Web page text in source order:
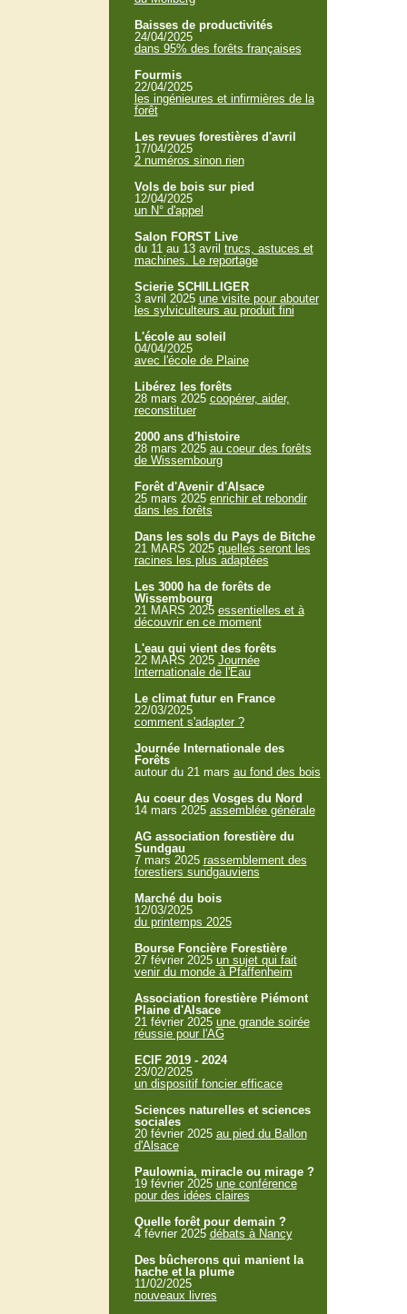
Baisses de productivités
24/04/2025
dans 95% des forêts françaises
Fourmis
22/04/2025
les ingénieures et infirmières de la
forêt
Les revues forestières d'avril
17/04/2025
2 numéros sinon rien
Vols de bois sur pied
12/04/2025
un N° d'appel
Salon FORST Live
du 11 au 13 avril trucs, astuces et
machines. Le reportage
Scierie SCHILLIGER
3 avril 2025 une visite pour abouter
les sylviculteurs au produit fini
L'école au soleil
04/04/2025
avec l'école de Plaine
Libérez les forêts
28 mars 2025 coopérer, aider,
reconstituer
2000 ans d'histoire
28 mars 2025 au coeur des forêts
de Wissembourg
Forêt d'Avenir d'Alsace
25 mars 2025 enrichir et rebondir
dans les forêts
Dans les sols du Pays de Bitche
21 MARS 2025 quelles seront les
racines les plus adaptées
Les 3000 ha de forêts de
Wissembourg
21 MARS 2025 essentielles et à
découvrir en ce moment
L'eau qui vient des forêts
22 MARS 2025 Journée
Internationale de l'Eau
Le climat futur en France
22/03/2025
comment s'adapter ?
Journée Internationale des
Forêts
autour du 21 mars au fond des bois
Au coeur des Vosges du Nord
14 mars 2025 assemblée générale
AG association forestière du
Sundgau
7 mars 2025 rassemblement des
forestiers sundgauviens
Marché du bois
12/03/2025
du printemps 2025
Bourse Foncière Forestière
27 février 2025 un sujet qui fait
venir du monde à Pfaffenheim
Association forestière Piémont
Plaine d'Alsace
21 février 2025 une grande soirée
réussie pour l'AG
ECIF 2019 - 2024
23/02/2025
un dispositif foncier efficace
Sciences naturelles et sciences
sociales
20 février 2025 au pied du Ballon
d'Alsace
Paulownia, miracle ou mirage ?
19 février 2025 une conférence
pour des idées claires
Quelle forêt pour demain ?
4 février 2025 débats à Nancy
Des bûcherons qui manient la
hache et la plume
11/02/2025
nouveaux livres